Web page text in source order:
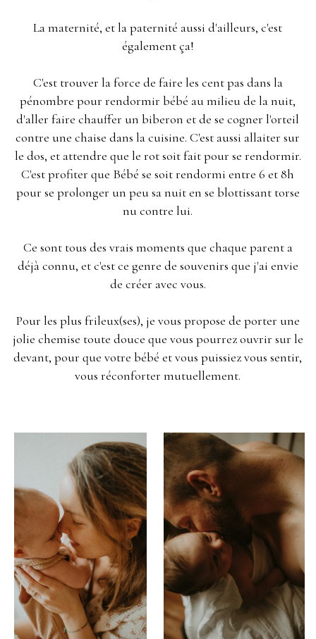
La maternité, et la paternité aussi d'ailleurs, c'est
également ça!
C'est trouver la force de faire les cent pas dans la
pénombre pour rendormir bébé au milieu de la nuit,
d'aller faire chauffer un biberon et de se cogner l'orteil
contre une chaise dans la cuisine. C'est aussi allaiter sur
le dos, et attendre que le rot soit fait pour se rendormir.
C'est profiter que Bébé se soit rendormi entre 6 et 8h
pour se prolonger un peu sa nuit en se blottissant torse
nu contre lui.
Ce sont tous des vrais moments que chaque parent a
déjà connu, et c'est ce genre de souvenirs que j'ai envie
de créer avec vous.
Pour les plus frileux(ses), je vous propose de porter une
jolie chemise toute douce que vous pourrez ouvrir sur le
devant, pour que votre bébé et vous puissiez vous sentir,
vous réconforter mutuellement.